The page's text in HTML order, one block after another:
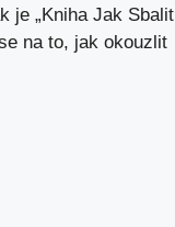
je „Kniha⁢ Jak Sbalit⁢
na to, jak okouzlit